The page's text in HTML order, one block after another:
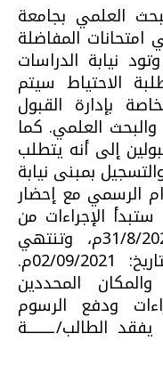
العلمي بجامعة
المفاضلة
2021–2022م. وتود نيابة الدراسات
الاحتياط سيتم
بإدارة القبول
والبحث العلمي. كما
إلى أنه يتطلب
بمبنى نيابة
الرسمي مع إحضار
الإجراءات من
صباح يوم الثلاثاء بتاريخ: 31/8/2021م، وتنتهي
بنهاية دوام يوم الخميس بتاريخ: 02/09/2021م.
المحددين
ودفع الرسوم
الطالب/ـــــــــة